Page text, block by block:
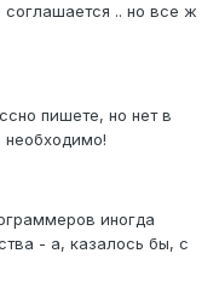
.. но все ж
пишете, но нет в
необходимо!
иногда
- а, казалось бы, с